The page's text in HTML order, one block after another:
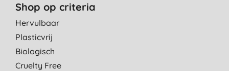
Shop op criteria
Hervulbaar
Plasticvrij
Biologisch
Cruelty Free